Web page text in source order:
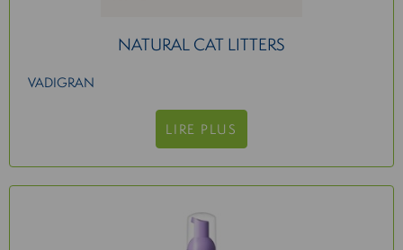
NATURAL CAT LITTERS
VADIGRAN
LIRE PLUS